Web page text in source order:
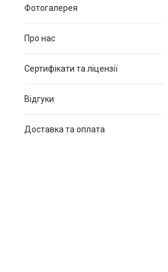
Фотогалерея
Про нас
Сертифікати та ліцензії
Відгуки
Доставка та оплата